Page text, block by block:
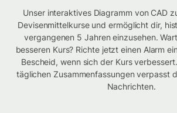
Unser interaktives Diagramm von CAD
Devisenmittelkurse und ermöglicht dir,
vergangenen 5 Jahren einzusehen.
besseren Kurs? Richte jetzt einen Alarm
Bescheid, wenn sich der Kurs
täglichen Zusammenfassungen verpasst
Nachrichten.